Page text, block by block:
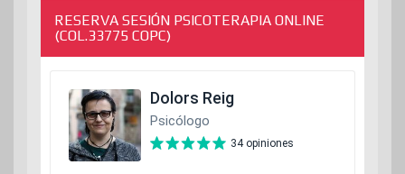
RESERVA SESIÓN PSICOTERAPIA ONLINE
(COL.33775 COPC)